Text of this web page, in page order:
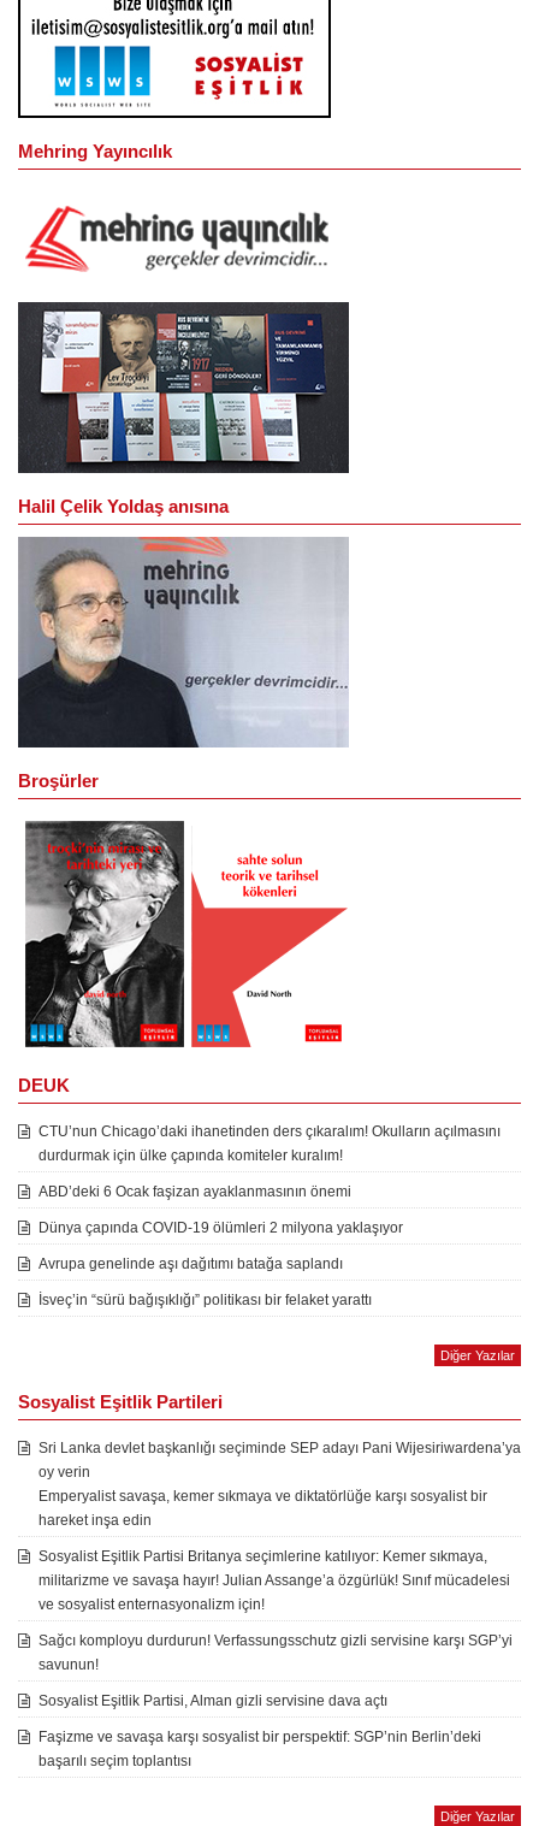
Mehring Yayıncılık
Halil Çelik Yoldaş anısına
Broşürler
DEUK
CTU’nun Chicago’daki ihanetinden ders çıkaralım! Okulların açılmasını
durdurmak için ülke çapında komiteler kuralım!
ABD’deki 6 Ocak faşizan ayaklanmasının önemi
Dünya çapında COVID-19 ölümleri 2 milyona yaklaşıyor
Avrupa genelinde aşı dağıtımı batağa saplandı
İsveç’in “sürü bağışıklığı” politikası bir felaket yarattı
Diğer Yazılar
Sosyalist Eşitlik Partileri
Sri Lanka devlet başkanlığı seçiminde SEP adayı Pani Wijesiriwardena’ya
oy verin
Emperyalist savaşa, kemer sıkmaya ve diktatörlüğe karşı sosyalist bir
hareket inşa edin
Sosyalist Eşitlik Partisi Britanya seçimlerine katılıyor: Kemer sıkmaya,
militarizme ve savaşa hayır! Julian Assange’a özgürlük! Sınıf mücadelesi
ve sosyalist enternasyonalizm için!
Sağcı komployu durdurun! Verfassungsschutz gizli servisine karşı SGP’yi
savunun!
Sosyalist Eşitlik Partisi, Alman gizli servisine dava açtı
Faşizme ve savaşa karşı sosyalist bir perspektif: SGP’nin Berlin’deki
başarılı seçim toplantısı
Diğer Yazılar